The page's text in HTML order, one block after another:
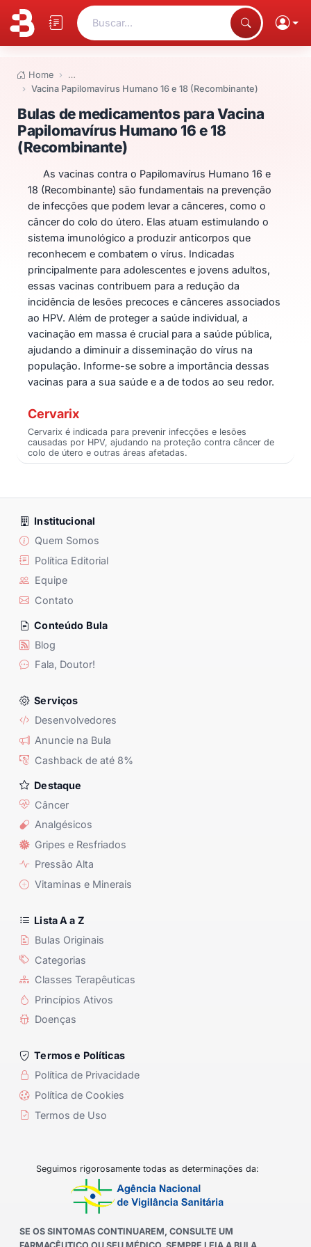
Buscar...
Home
…
Vacina Papilomavírus Humano 16 e 18 (Recombinante)
Bulas de medicamentos para
Bulas de medicamentos para Vacina
Papilomavírus Humano 16 e 18
(Recombinante)
As vacinas contra o Papilomavírus Humano 16 e
18 (Recombinante) são fundamentais na prevenção
de infecções que podem levar a cânceres, como o
câncer do colo do útero. Elas atuam estimulando o
sistema imunológico a produzir anticorpos que
reconhecem e combatem o vírus. Indicadas
principalmente para adolescentes e jovens adultos,
essas vacinas contribuem para a redução da
incidência de lesões precoces e cânceres associados
ao HPV. Além de proteger a saúde individual, a
vacinação em massa é crucial para a saúde pública,
ajudando a diminuir a disseminação do vírus na
população. Informe-se sobre a importância dessas
vacinas para a sua saúde e a de todos ao seu redor.
Cervarix
Cervarix é indicada para prevenir infecções e lesões
causadas por HPV, ajudando na proteção contra câncer de
colo de útero e outras áreas afetadas.
Institucional
Quem Somos
Política Editorial
Equipe
Contato
Conteúdo Bula
Blog
Fala, Doutor!
Serviços
Desenvolvedores
Anuncie na Bula
Cashback de até 8%
Destaque
Câncer
Analgésicos
Gripes e Resfriados
Pressão Alta
Vitaminas e Minerais
Lista A a Z
Bulas Originais
Categorias
Classes Terapêuticas
Princípios Ativos
Doenças
Termos e Políticas
Política de Privacidade
Política de Cookies
Termos de Uso
Seguimos rigorosamente todas as determinações da:
SE OS SINTOMAS CONTINUAREM, CONSULTE UM
FARMACÊUTICO OU SEU MÉDICO. SEMPRE LEIA A BULA.